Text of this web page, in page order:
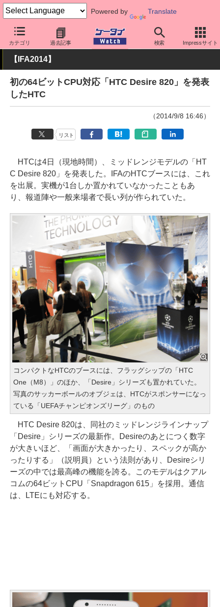
Powered by Translate
カテゴリ 過去記事 検索 Impressサイト
ケータイ Watch イベント IFA 2014
【IFA2014】
初の64ビットCPU対応「HTC Desire 820」を発表
したHTC
（2014/9/8 16:46）
リスト
HTCは4日（現地時間）、ミッドレンジモデルの「HT
C Desire 820」を発表した。IFAのHTCブースには、これ
を出展。実機が1台しか置かれていなかったこともあ
り、報道陣や一般来場者で長い列が作られていた。
コンパクトなHTCのブースには、フラッグシップの「HTC
One（M8）」のほか、「Desire」シリーズも置かれていた。
写真のサッカーボールのオブジェは、HTCがスポンサーになっ
ている「UEFAチャンピオンズリーグ」のもの
HTC Desire 820は、同社のミッドレンジラインナップ
「Desire」シリーズの最新作。Desireのあとにつく数字
が大きいほど、「画面が大きかったり、スペックが高か
ったりする」（説明員）という法則があり、Desireシリ
ーズの中では最高峰の機能を誇る。このモデルはクアル
コムの64ビットCPU「Snapdragon 615」を採用。通信
は、LTEにも対応する。